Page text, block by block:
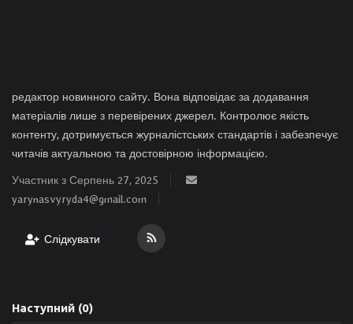
English Ukraine
редактор новинного сайту. Вона відповідає за додавання
матеріалів лише з перевірених джерел. Контролює якість
контенту, дотримується журналістських стандартів і забезпечує
читачів актуальною та достовірною інформацією.
Участник з Серпень 27, 2025
yarynasvyryda4@gmail.com
Слідкувати
Наступний (0)